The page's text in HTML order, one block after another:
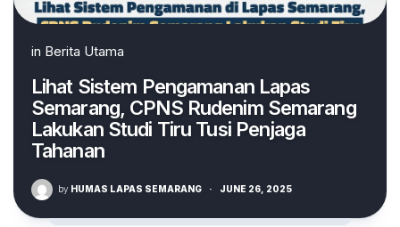
in Berita Utama
Lihat Sistem Pengamanan Lapas
Semarang, CPNS Rudenim Semarang
Lakukan Studi Tiru Tusi Penjaga
Tahanan
by HUMAS LAPAS SEMARANG · JUNE 26, 2025